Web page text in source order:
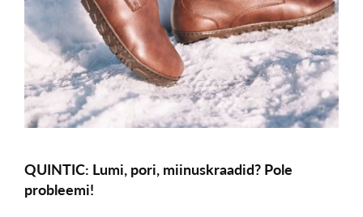
QUINTIC: Lumi, pori, miinuskraadid? Pole
probleemi!